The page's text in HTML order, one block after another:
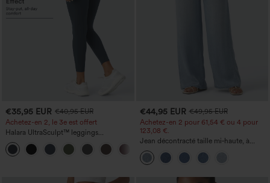
€35,95 EUR €40,95 EUR
Achetez-en 2, le 3e est offert
Halara UltraSculpt™ leggings
d'entraînement taille haute — fronces
liftantes pour le fessier, maintien gainant
du ventre et poche
€44,95 EUR €49,95 EUR
Achetez-en 2 pour 61,54 € ou 4 pour
123,08 €.
Jean décontracté taille mi‑haute, à
cordon de serrage, avec poches